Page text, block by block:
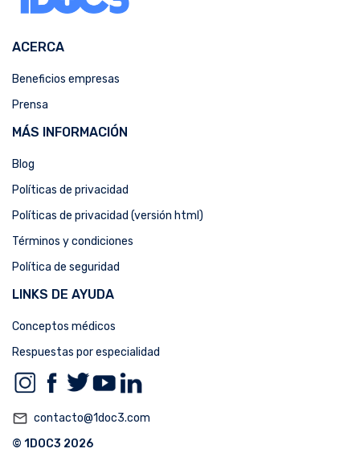
ACERCA
Beneficios empresas
Prensa
MÁS INFORMACIÓN
Blog
Políticas de privacidad
Políticas de privacidad (versión html)
Términos y condiciones
Política de seguridad
LINKS DE AYUDA
Conceptos médicos
Respuestas por especialidad
mail_outline contacto@1doc3.com
© 1DOC3 2026